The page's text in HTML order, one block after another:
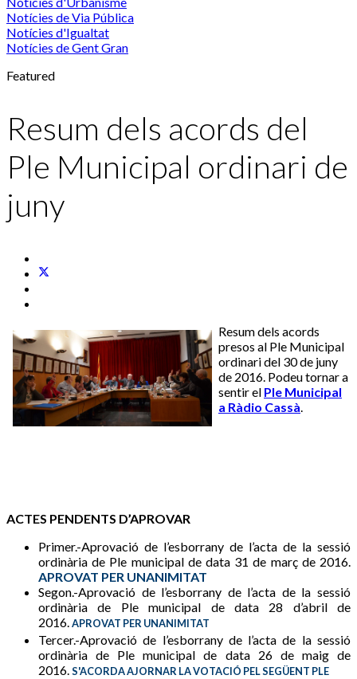
Notícies de Via Pública
Notícies d'Igualtat
Notícies de Gent Gran
Featured
Resum dels acords del
Ple Municipal ordinari de
juny
Resum dels acords
presos al Ple Municipal
ordinari del 30 de juny
de 2016. Podeu tornar a
sentir el Ple Municipal
a Ràdio Cassà.
ACTES PENDENTS D’APROVAR
Primer.-Aprovació de l’esborrany de l’acta de la sessió
ordinària de Ple municipal de data 31 de març de 2016.
APROVAT PER UNANIMITAT
Segon.-Aprovació de l’esborrany de l’acta de la sessió
ordinària de Ple municipal de data 28 d’abril de
2016.APROVAT PER UNANIMITAT
Tercer.-Aprovació de l’esborrany de l’acta de la sessió
ordinària de Ple municipal de data 26 de maig de
2016.S'ACORDA AJORNAR LA VOTACIÓ PEL SEGÜENT PLE